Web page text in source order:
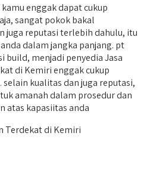
enggak dapat cukup
sangat pokok bakal
juga reputasi terlebih dahulu, itu
dalam jangka panjang. pt
build, menjadi penyedia Jasa
di Kemiri enggak cukup
kualitas dan juga reputasi,
amanah dalam prosedur dan
atas kapasiitas anda